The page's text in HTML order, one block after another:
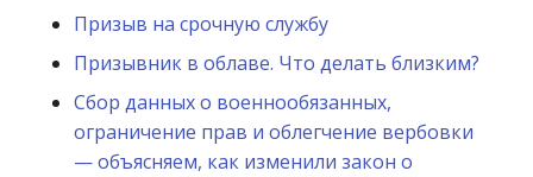
Призыв на срочную службу
Призывник в облаве. Что делать близким?
Сбор данных о военнообязанных,
ограничение прав и облегчение вербовки
— объясняем, как изменили закон о